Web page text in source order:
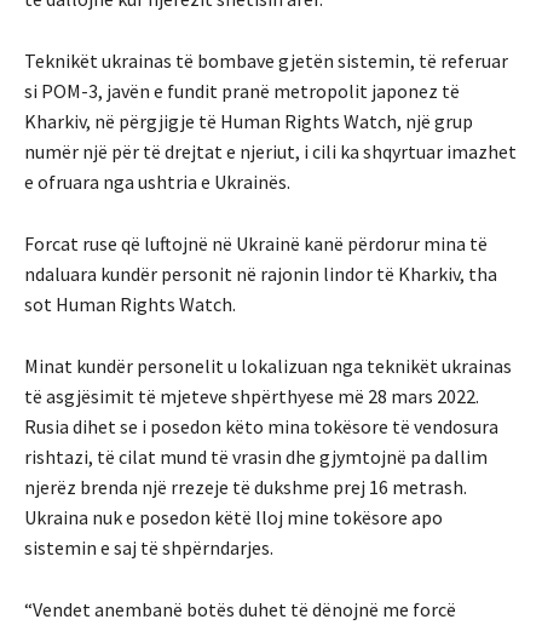
Teknikët ukrainas të bombave gjetën sistemin, të referuar
si POM-3, javën e fundit pranë metropolit japonez të
Kharkiv, në përgjigje të Human Rights Watch, një grup
numër një për të drejtat e njeriut, i cili ka shqyrtuar imazhet
e ofruara nga ushtria e Ukrainës.
Forcat ruse që luftojnë në Ukrainë kanë përdorur mina të
ndaluara kundër personit në rajonin lindor të Kharkiv, tha
sot Human Rights Watch.
Minat kundër personelit u lokalizuan nga teknikët ukrainas
të asgjësimit të mjeteve shpërthyese më 28 mars 2022.
Rusia dihet se i posedon këto mina tokësore të vendosura
rishtazi, të cilat mund të vrasin dhe gjymtojnë pa dallim
njerëz brenda një rrezeje të dukshme prej 16 metrash.
Ukraina nuk e posedon këtë lloj mine tokësore apo
sistemin e saj të shpërndarjes.
“Vendet anembanë botës duhet të dënojnë me forcë